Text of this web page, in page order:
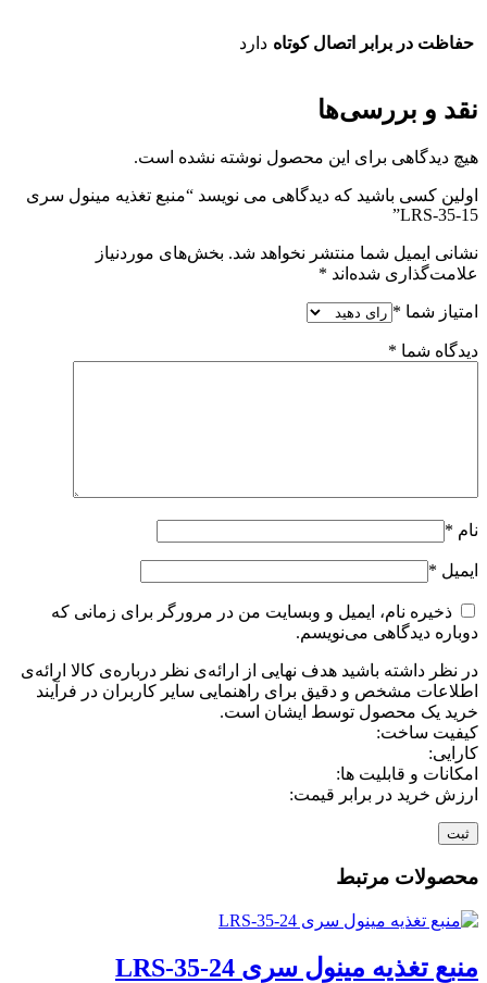
حفاظت در برابر اتصال کوتاه دارد
نقد و بررسی‌ها
هیچ دیدگاهی برای این محصول نوشته نشده است.
اولین کسی باشید که دیدگاهی می نویسد “منبع تغذیه مینول سری
LRS-35-15”
نشانی ایمیل شما منتشر نخواهد شد. بخش‌های موردنیاز
علامت‌گذاری شده‌اند *
امتیاز شما *
دیدگاه شما *
نام *
ایمیل *
ذخیره نام، ایمیل و وبسایت من در مرورگر برای زمانی که
دوباره دیدگاهی می‌نویسم.
در نظر داشته باشید هدف نهایی از ارائه‌ی نظر درباره‌ی کالا ارائه‌ی
اطلاعات مشخص و دقیق برای راهنمایی سایر کاربران در فرآیند
خرید یک محصول توسط ایشان است.
کیفیت ساخت:
کارایی:
امکانات و قابلیت ها:
ارزش خرید در برابر قیمت:
محصولات مرتبط
منبع تغذیه مینول سری LRS-35-24